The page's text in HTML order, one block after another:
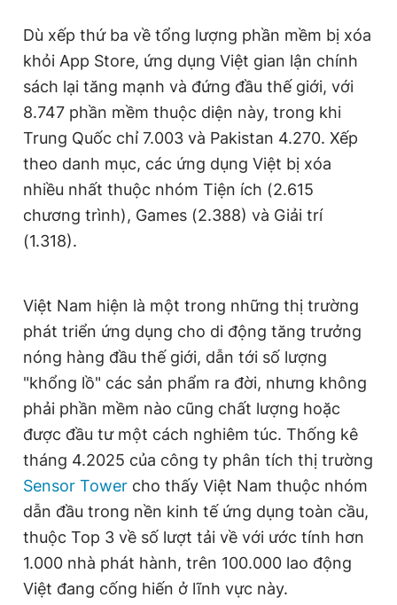
Dù xếp thứ ba về tổng lượng phần mềm bị xóa
khỏi App Store, ứng dụng Việt gian lận chính
sách lại tăng mạnh và đứng đầu thế giới, với
8.747 phần mềm thuộc diện này, trong khi
Trung Quốc chỉ 7.003 và Pakistan 4.270. Xếp
theo danh mục, các ứng dụng Việt bị xóa
nhiều nhất thuộc nhóm Tiện ích (2.615
chương trình), Games (2.388) và Giải trí
(1.318).
Việt Nam hiện là một trong những thị trường
phát triển ứng dụng cho di động tăng trưởng
nóng hàng đầu thế giới, dẫn tới số lượng
"khổng lồ" các sản phẩm ra đời, nhưng không
phải phần mềm nào cũng chất lượng hoặc
được đầu tư một cách nghiêm túc. Thống kê
tháng 4.2025 của công ty phân tích thị trường
Sensor Tower cho thấy Việt Nam thuộc nhóm
dẫn đầu trong nền kinh tế ứng dụng toàn cầu,
thuộc Top 3 về số lượt tải về với ước tính hơn
1.000 nhà phát hành, trên 100.000 lao động
Việt đang cống hiến ở lĩnh vực này.